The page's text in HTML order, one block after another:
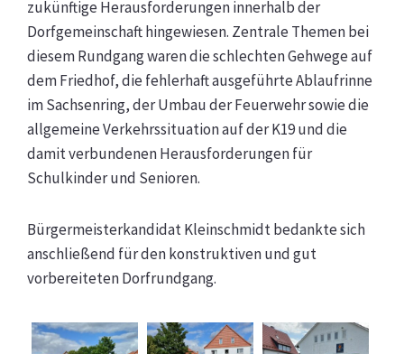
zukünftige Herausforderungen innerhalb der
Dorfgemeinschaft hingewiesen. Zentrale Themen bei
diesem Rundgang waren die schlechten Gehwege auf
dem Friedhof, die fehlerhaft ausgeführte Ablaufrinne
im Sachsenring, der Umbau der Feuerwehr sowie die
allgemeine Verkehrssituation auf der K19 und die
damit verbundenen Herausforderungen für
Schulkinder und Senioren.
Bürgermeisterkandidat Kleinschmidt bedankte sich
anschließend für den konstruktiven und gut
vorbereiteten Dorfrundgang.